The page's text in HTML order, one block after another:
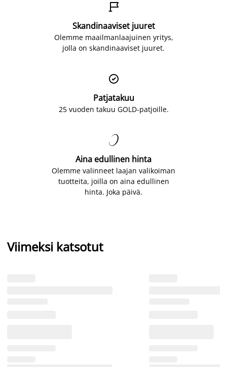

Skandinaaviset juuret
Olemme maailmanlaajuinen yritys,
jolla on skandinaaviset juuret.

Patjatakuu
25 vuoden takuu GOLD-patjoille.

Aina edullinen hinta
Olemme valinneet laajan valikoiman
tuotteita, joilla on aina edullinen
hinta. Joka päivä.
Viimeksi katsotut